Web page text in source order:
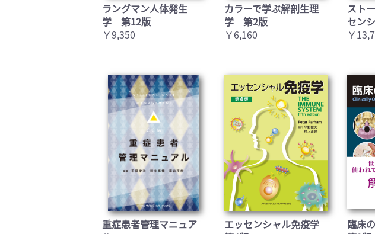
ラングマン人体発生
学 第12版
￥9,350
カラーで学ぶ解剖生理
学 第2版
￥6,160
スト
セン
￥
重症患者管理マニュア
エッセンシャル免疫学
臨床